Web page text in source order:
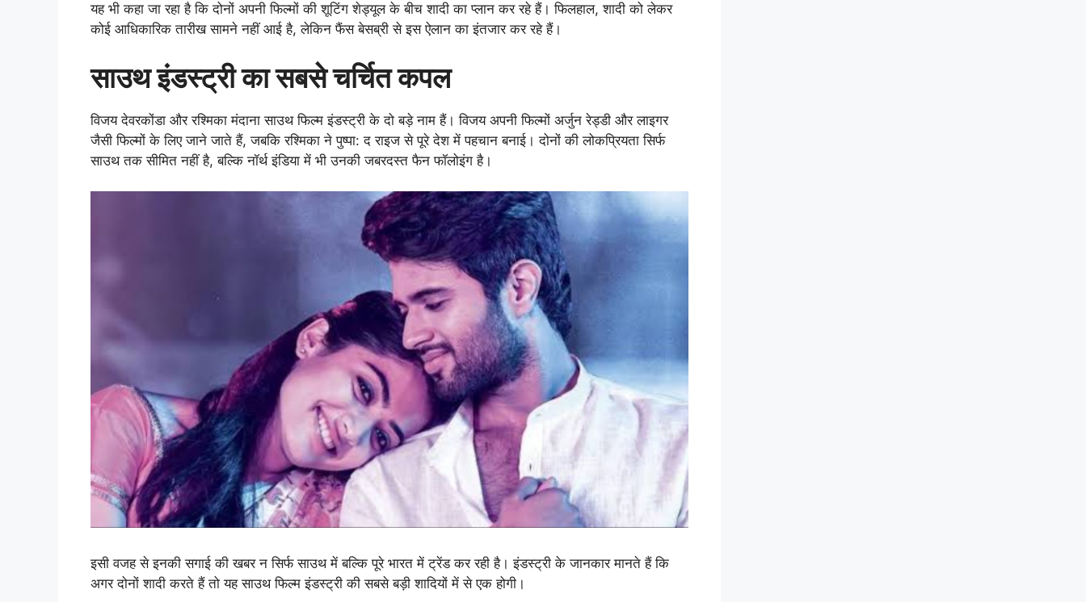
यह भी कहा जा रहा है कि दोनों अपनी फिल्मों की शूटिंग शेड्यूल के बीच शादी का प्लान कर रहे हैं। फिलहाल, शादी को लेकर
कोई आधिकारिक तारीख सामने नहीं आई है, लेकिन फैंस बेसब्री से इस ऐलान का इंतजार कर रहे हैं।
साउथ इंडस्ट्री का सबसे चर्चित कपल
विजय देवरकोंडा और रश्मिका मंदाना साउथ फिल्म इंडस्ट्री के दो बड़े नाम हैं। विजय अपनी फिल्मों अर्जुन रेड्डी और लाइगर
जैसी फिल्मों के लिए जाने जाते हैं, जबकि रश्मिका ने पुष्पा: द राइज से पूरे देश में पहचान बनाई। दोनों की लोकप्रियता सिर्फ
साउथ तक सीमित नहीं है, बल्कि नॉर्थ इंडिया में भी उनकी जबरदस्त फैन फॉलोइंग है।
इसी वजह से इनकी सगाई की खबर न सिर्फ साउथ में बल्कि पूरे भारत में ट्रेंड कर रही है। इंडस्ट्री के जानकार मानते हैं कि
अगर दोनों शादी करते हैं तो यह साउथ फिल्म इंडस्ट्री की सबसे बड़ी शादियों में से एक होगी।